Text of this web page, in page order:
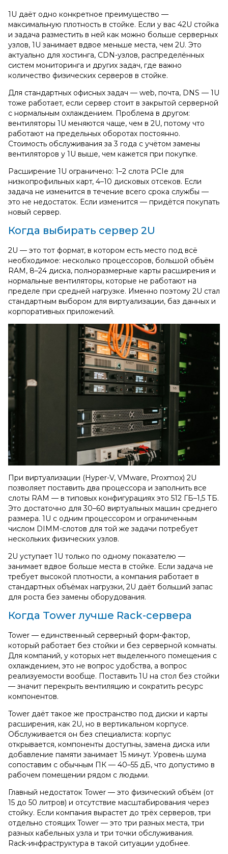
1U даёт одно конкретное преимущество —
максимальную плотность в стойке. Если у вас 42U стойка
и задача разместить в ней как можно больше серверных
узлов, 1U занимает вдвое меньше места, чем 2U. Это
актуально для хостинга, CDN-узлов, распределённых
систем мониторинга и других задач, где важно
количество физических серверов в стойке.
Для стандартных офисных задач — web, почта, DNS — 1U
тоже работает, если сервер стоит в закрытой серверной
с нормальным охлаждением. Проблема в другом:
вентиляторы 1U меняются чаще, чем в 2U, потому что
работают на предельных оборотах постоянно.
Стоимость обслуживания за 3 года с учётом замены
вентиляторов у 1U выше, чем кажется при покупке.
Расширение 1U ограничено: 1–2 слота PCIe для
низкопрофильных карт, 4–10 дисковых отсеков. Если
задача не изменится в течение всего срока службы —
это не недостаток. Если изменится — придётся покупать
новый сервер.
Когда выбирать сервер 2U
2U — это тот формат, в котором есть место под всё
необходимое: несколько процессоров, большой объём
RAM, 8–24 диска, полноразмерные карты расширения и
нормальные вентиляторы, которые не работают на
пределе при средней нагрузке. Именно поэтому 2U стал
стандартным выбором для виртуализации, баз данных и
корпоративных приложений.
При виртуализации (Hyper-V, VMware, Proxmox) 2U
позволяет поставить два процессора и заполнить все
слоты RAM — в типовых конфигурациях это 512 ГБ–1,5 ТБ.
Это достаточно для 30–60 виртуальных машин среднего
размера. 1U с одним процессором и ограниченным
числом DIMM-слотов для той же задачи потребует
нескольких физических узлов.
2U уступает 1U только по одному показателю —
занимает вдвое больше места в стойке. Если задача не
требует высокой плотности, а компания работает в
стандартных объёмах нагрузки, 2U даёт больший запас
для роста без замены оборудования.
Когда Tower лучше Rack‑сервера
Tower — единственный серверный форм‑фактор,
который работает без стойки и без серверной комнаты.
Для компаний, у которых нет выделенного помещения с
охлаждением, это не вопрос удобства, а вопрос
реализуемости вообще. Поставить 1U на стол без стойки
— значит перекрыть вентиляцию и сократить ресурс
компонентов.
Tower даёт такое же пространство под диски и карты
расширения, как 2U, но в вертикальном корпусе.
Обслуживается он без специалиста: корпус
открывается, компоненты доступны, замена диска или
добавление памяти занимает 15 минут. Уровень шума
сопоставим с обычным ПК — 40–55 дБ, что допустимо в
рабочем помещении рядом с людьми.
Главный недостаток Tower — это физический объём (от
15 до 50 литров) и отсутствие масштабирования через
стойку. Если компания вырастет до трёх серверов, три
отдельно стоящих Tower — это три разных места, три
разных кабельных узла и три точки обслуживания.
Rack‑инфраструктура в такой ситуации удобнее.